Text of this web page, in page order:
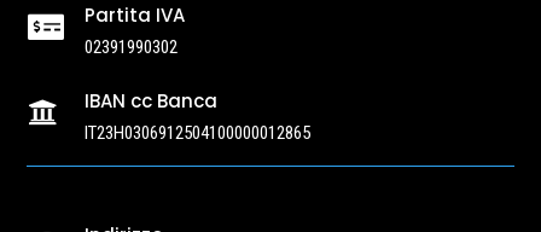
 Partita IVA
02391990302
 IBAN cc Banca
IT23H0306912504100000012865